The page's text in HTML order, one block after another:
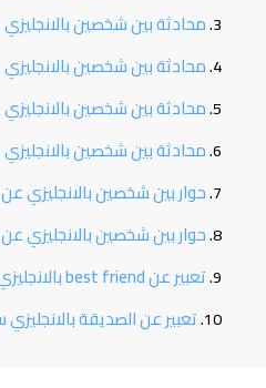
محادثة بين شخصين بالانجليزي
محادثة بين شخصين
محادثة بين شخصين
محادثة بين شخصين
حوار بين شخصين بالانجليزي
حوار بين شخصين بالانجليزي عن
تعبير عن best friend بالانجليزي طويل
تعبير عن الصديقة